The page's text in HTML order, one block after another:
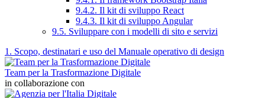
9.4.2. Il kit di sviluppo React
9.4.3. Il kit di sviluppo Angular
9.5. Sviluppare con i modelli di sito e servizi
1. Scopo, destinatari e uso del Manuale operativo di design
Team per la Trasformazione Digitale
in collaborazione con